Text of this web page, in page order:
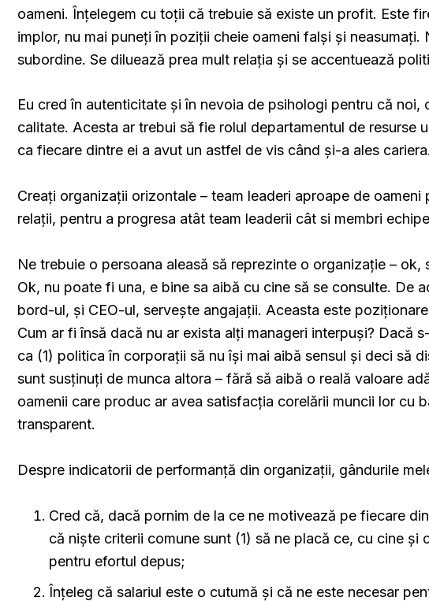
oameni. Înțelegem cu toții că trebuie să existe un profit. Este
implor, nu mai puneți în poziții cheie oameni falși și
subordine. Se diluează prea mult relația și se accentuează
Eu cred în autenticitate și în nevoia de psihologi pentru că
calitate. Acesta ar trebui să fie rolul departamentul de resurse
ca fiecare dintre ei a avut un astfel de vis când și-a ales cariera.
Creați organizații orizontale – team leaderi aproape de
relații, pentru a progresa atât team leaderii cât si membri
Ne trebuie o persoana aleasă să reprezinte o organizație –
Ok, nu poate fi una, e bine sa aibă cu cine să se consulte. De
bord-ul, și CEO-ul, servește angajații. Aceasta este
Cum ar fi însă dacă nu ar exista alți manageri interpuși? Dacă
ca (1) politica în corporații să nu își mai aibă sensul și deci să
sunt susținuți de munca altora – fără să aibă o reală valoare
oamenii care produc ar avea satisfacția corelării muncii lor cu
transparent.
Despre indicatorii de performanță din organizații, gândurile
Cred că, dacă pornim de la ce ne motivează pe fiecare
că niște criterii comune sunt (1) să ne placă ce, cu cine și
pentru efortul depus;
Înțeleg că salariul este o cutumă și că ne este necesar